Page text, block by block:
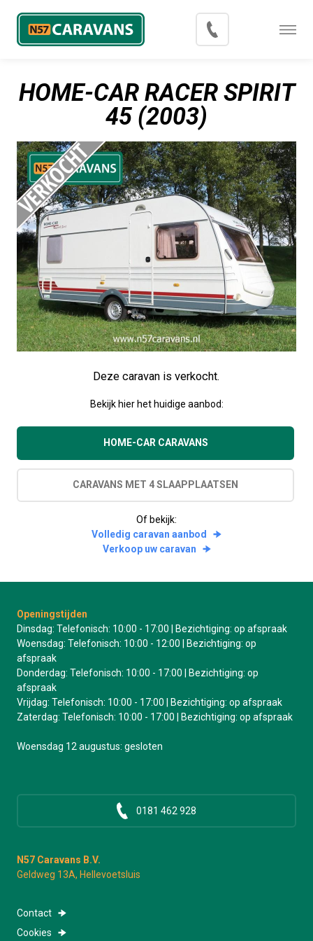
HOME-CAR RACER SPIRIT
45 (2003)
Deze caravan is verkocht.
Bekijk hier het huidige aanbod:
HOME-CAR CARAVANS
CARAVANS MET 4 SLAAPPLAATSEN
Of bekijk:
Volledig caravan aanbod
Verkoop uw caravan
Openingstijden
Dinsdag: Telefonisch: 10:00 - 17:00 | Bezichtiging: op afspraak
Woensdag: Telefonisch: 10:00 - 12:00 | Bezichtiging: op
afspraak
Donderdag: Telefonisch: 10:00 - 17:00 | Bezichtiging: op
afspraak
Vrijdag: Telefonisch: 10:00 - 17:00 | Bezichtiging: op afspraak
Zaterdag: Telefonisch: 10:00 - 17:00 | Bezichtiging: op afspraak
Woensdag 12 augustus: gesloten
0181 462 928
N57 Caravans B.V.
Geldweg 13A, Hellevoetsluis
Contact
Cookies
Menu
Inkoop
Export
Contact
Over N57 Caravans